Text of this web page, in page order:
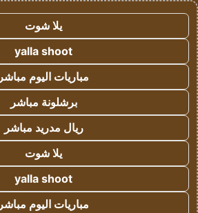
يلا شوت
yalla shoot
مباريات اليوم مباشر
برشلونة مباشر
ريال مدريد مباشر
يلا شوت
yalla shoot
مباريات اليوم مباشر